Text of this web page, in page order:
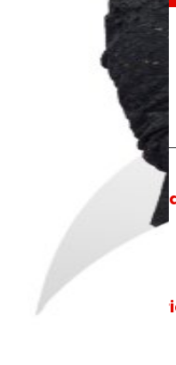
EROSKI
alimentación
local